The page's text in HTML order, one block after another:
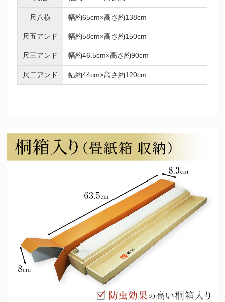
尺八横 幅約65cm×高さ約138cm
尺五アンド 幅約58cm×高さ約150cm
尺三アンド 幅約46.5cm×高さ約90cm
尺二アンド 幅約44cm×高さ約120cm